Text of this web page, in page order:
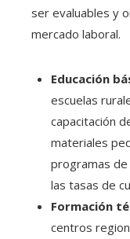
ser evaluables y
mercado laboral.
Educación
escuelas
capacitación
materiales
programas de
las tasas de
Formación
centros